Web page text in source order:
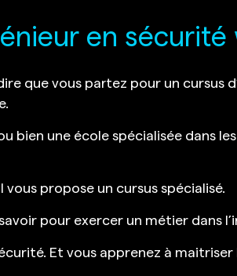
en sécurité
que vous partez pour un cursus
bien une école spécialisée dans
propose un cursus spécialisé.
pour exercer un métier dans
Et vous apprenez à